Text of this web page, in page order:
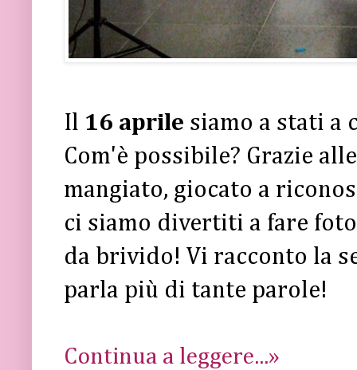
Il 16 aprile siamo a stati a
Com'è possibile? Grazie
mangiato, giocato a
ci siamo divertiti a fare
da brivido! Vi racconto la
parla più di tante parole!
Continua a leggere...»